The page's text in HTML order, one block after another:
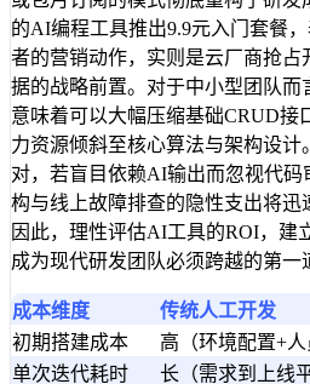
的AI编程工具推出9.9元入门套餐
者的营销动作，实则是云厂商抢占
据的战略前置。对于中小型团队而
意味着可以大幅压缩基础CRUD接
力资源倾斜至核心算法与架构设
对，若盲目依赖AI输出而忽视代
构与线上故障排查的隐性支出将迅
因此，理性评估AI工具的ROI，建
成为现代研发团队必须跨越的第一
成本维度 传统人工开发
初期搭建成本
高（环境配置+人
单次迭代耗时
长（需求到上线